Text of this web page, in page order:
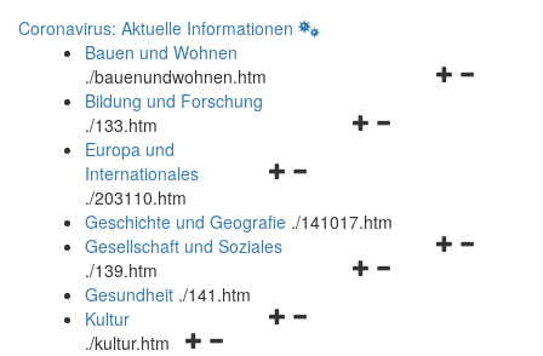
Coronavirus: Aktuelle Informationen
Bauen und Wohnen
./bauenundwohnen.htm
Navigationsmenü
Bildung und Forschung
./133.htm
Navigationsmenü
und
schließen
Europa und
Internationales
./203110.htm
Geschichte und Geografie ./141017.htm
Navigationsmenü
Gesellschaft und Soziales
./139.htm
Navigationsmenü
Gesundheit ./141.htm
Navigationsmenü
Kultur
./kultur.htm